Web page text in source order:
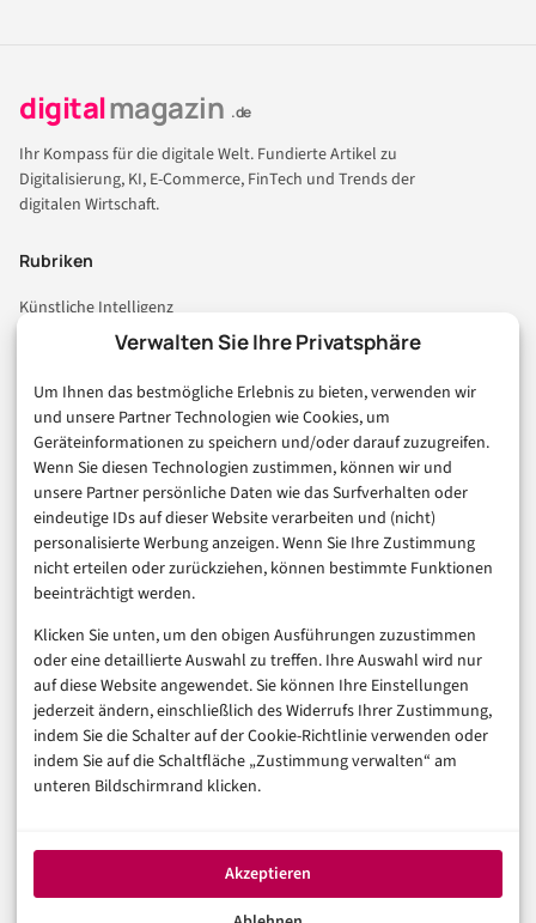
Verwalten Sie Ihre Privatsphäre
Um Ihnen das bestmögliche Erlebnis zu bieten, verwenden wir
und unsere Partner Technologien wie Cookies, um
Geräteinformationen zu speichern und/oder darauf zuzugreifen.
Wenn Sie diesen Technologien zustimmen, können wir und
unsere Partner persönliche Daten wie das Surfverhalten oder
eindeutige IDs auf dieser Website verarbeiten und (nicht)
personalisierte Werbung anzeigen. Wenn Sie Ihre Zustimmung
nicht erteilen oder zurückziehen, können bestimmte Funktionen
beeinträchtigt werden.
Klicken Sie unten, um den obigen Ausführungen zuzustimmen
oder eine detaillierte Auswahl zu treffen. Ihre Auswahl wird nur
auf diese Website angewendet. Sie können Ihre Einstellungen
jederzeit ändern, einschließlich des Widerrufs Ihrer Zustimmung,
indem Sie die Schalter auf der Cookie-Richtlinie verwenden oder
indem Sie auf die Schaltfläche „Zustimmung verwalten“ am
unteren Bildschirmrand klicken.
Akzeptieren
digitalmagazin .de
Ihr Kompass für die digitale Welt. Fundierte Artikel zu
Digitalisierung, KI, E-Commerce, FinTech und Trends der
digitalen Wirtschaft.
Rubriken
Künstliche Intelligenz
Technologie & IT
Consumer & Digital Life
Marketing
Finanzen & FinTech
Business & Karriere
Sicherheit & Recht
Digitalisierung
Marketing
Magazin
Unsere Redaktion
Werbeformate & Media Kit
Rechtliches
Datenschutzerklärung (EU)
Cookie-Richtlinie (EU)